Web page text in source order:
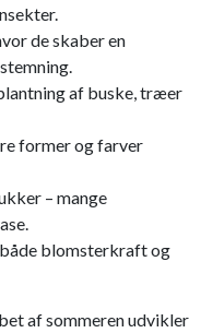
de skaber en
af buske, træer
former og farver
– mange
blomsterkraft og
af sommeren udvikler